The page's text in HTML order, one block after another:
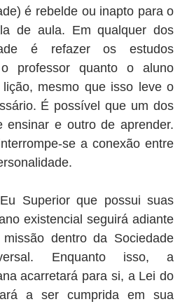
é rebelde ou inapto para o
de aula. Em qualquer dos
é refazer os estudos
o professor quanto o aluno
mesmo que isso leve o
É possível que um dos
ensinar e outro de aprender.
se a conexão entre
Superior que possui suas
existencial seguirá adiante
dentro da Sociedade
Enquanto isso, a
acarretará para si, a Lei do
a ser cumprida em sua